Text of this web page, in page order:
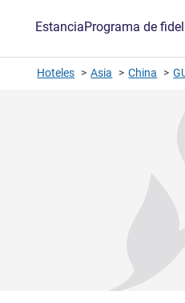
EstanciaPrograma de
Hoteles Asia China